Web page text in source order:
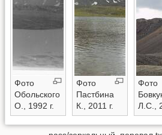
Фото
Обольского
О., 1992 г.
Фото
Пастбина
К., 2011 г.
Фото
Л.С.,